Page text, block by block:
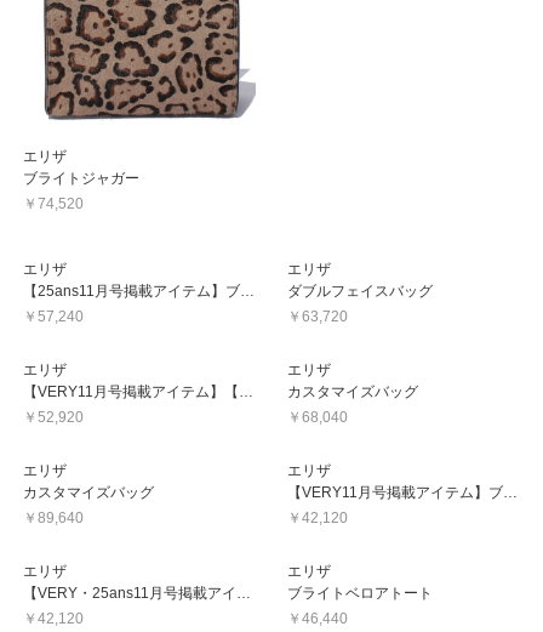
エリザ
ブライトジャガー
￥74,520
エリザ
￥57,240
エリザ
ダブルフェイスバッグ
￥63,720
エリザ
￥52,920
エリザ
カスタマイズバッグ
￥68,040
エリザ
カスタマイズバッグ
￥89,640
エリザ
￥42,120
エリザ
￥42,120
エリザ
ブライトベロアトート
￥46,440